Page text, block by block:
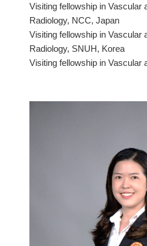
Visiting fellowship in Vascular
Radiology, NCC, Japan
Visiting fellowship in Vascular
Radiology, SNUH, Korea
Visiting fellowship in Vascular